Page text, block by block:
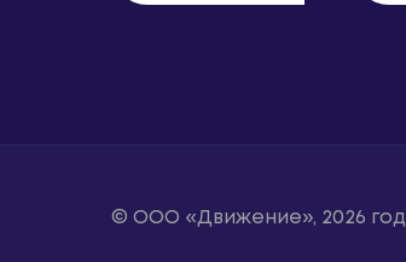
© ООО «Движение», 2026 год